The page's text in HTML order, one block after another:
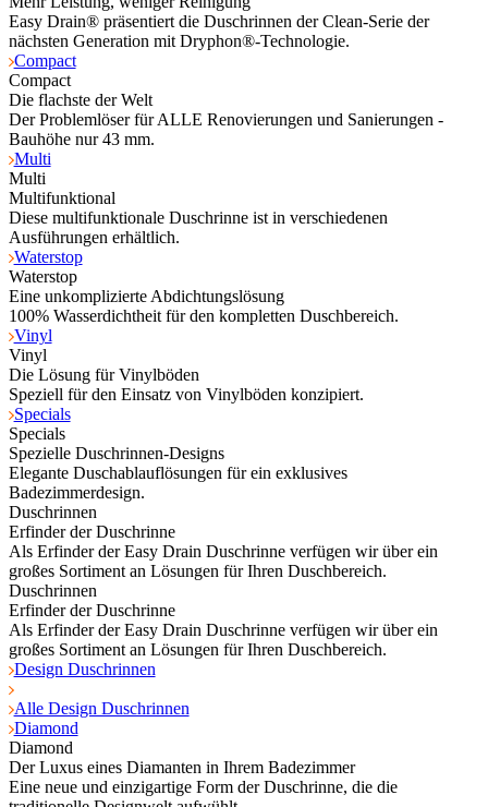
Easy Drain® präsentiert die Duschrinnen der Clean-Serie der
nächsten Generation mit Dryphon®-Technologie.
Compact
Compact
Die flachste der Welt
Der Problemlöser für ALLE Renovierungen und Sanierungen -
Bauhöhe nur 43 mm.
Multi
Multi
Multifunktional
Diese multifunktionale Duschrinne ist in verschiedenen
Ausführungen erhältlich.
Waterstop
Waterstop
Eine unkomplizierte Abdichtungslösung
100% Wasserdichtheit für den kompletten Duschbereich.
Vinyl
Vinyl
Die Lösung für Vinylböden
Speziell für den Einsatz von Vinylböden konzipiert.
Specials
Specials
Spezielle Duschrinnen-Designs
Elegante Duschablauflösungen für ein exklusives
Badezimmerdesign.
Duschrinnen
Erfinder der Duschrinne
Als Erfinder der Easy Drain Duschrinne verfügen wir über ein
großes Sortiment an Lösungen für Ihren Duschbereich.
Duschrinnen
Erfinder der Duschrinne
Als Erfinder der Easy Drain Duschrinne verfügen wir über ein
großes Sortiment an Lösungen für Ihren Duschbereich.
Design Duschrinnen
Alle Design Duschrinnen
Diamond
Diamond
Der Luxus eines Diamanten in Ihrem Badezimmer
Eine neue und einzigartige Form der Duschrinne, die die